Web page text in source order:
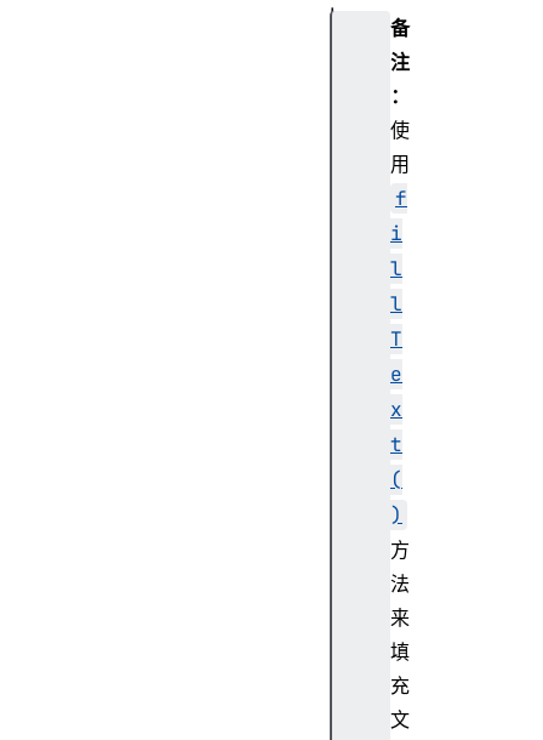
备
注
：
使
用
f
i
l
l
T
e
x
t
(
)
方
法
来
填
充
文
b